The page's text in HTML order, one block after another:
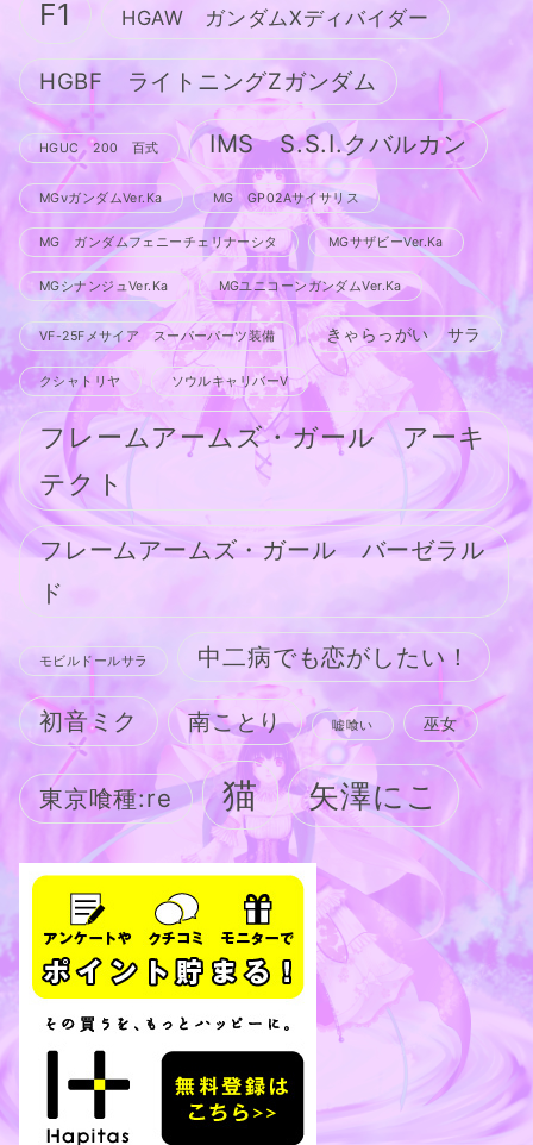
F1 HGAW ガンダムXディバイダー
HGBF ライトニングZガンダム
HGUC 200 百式 IMS S.S.I.クバルカン
MGνガンダムVer.Ka MG GP02Aサイサリス
MG ガンダムフェニーチェリナーシタ MGサザビーVer.Ka
MGシナンジュVer.Ka MGユニコーンガンダムVer.Ka
VF-25Fメサイア スーパーパーツ装備 きゃらっがい サラ
クシャトリヤ ソウルキャリバーV
フレームアームズ・ガール アーキ
テクト
フレームアームズ・ガール バーゼラル
ド
モビルドールサラ 中二病でも恋がしたい！
初音ミク 南ことり 嘘喰い 巫女
東京喰種:re 猫 矢澤にこ